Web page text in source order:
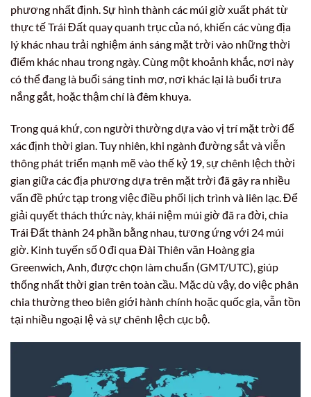
phương nhất định. Sự hình thành các múi giờ xuất phát từ
thực tế Trái Đất quay quanh trục của nó, khiến các vùng địa
lý khác nhau trải nghiệm ánh sáng mặt trời vào những thời
điểm khác nhau trong ngày. Cùng một khoảnh khắc, nơi này
có thể đang là buổi sáng tinh mơ, nơi khác lại là buổi trưa
nắng gắt, hoặc thậm chí là đêm khuya.
Trong quá khứ, con người thường dựa vào vị trí mặt trời để
xác định thời gian. Tuy nhiên, khi ngành đường sắt và viễn
thông phát triển mạnh mẽ vào thế kỷ 19, sự chênh lệch thời
gian giữa các địa phương dựa trên mặt trời đã gây ra nhiều
vấn đề phức tạp trong việc điều phối lịch trình và liên lạc. Để
giải quyết thách thức này, khái niệm múi giờ đã ra đời, chia
Trái Đất thành 24 phần bằng nhau, tương ứng với 24 múi
giờ. Kinh tuyến số 0 đi qua Đài Thiên văn Hoàng gia
Greenwich, Anh, được chọn làm chuẩn (GMT/UTC), giúp
thống nhất thời gian trên toàn cầu. Mặc dù vậy, do việc phân
chia thường theo biên giới hành chính hoặc quốc gia, vẫn tồn
tại nhiều ngoại lệ và sự chênh lệch cục bộ.